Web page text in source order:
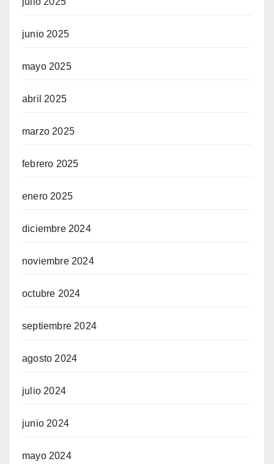
junio 2025
mayo 2025
abril 2025
marzo 2025
febrero 2025
enero 2025
diciembre 2024
noviembre 2024
octubre 2024
septiembre 2024
agosto 2024
julio 2024
junio 2024
mayo 2024